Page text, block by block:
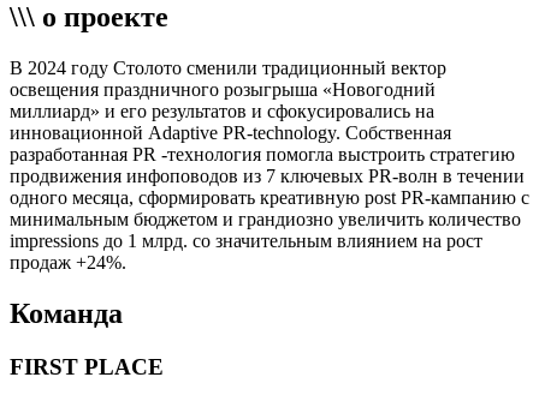
\\\ о проекте
В 2024 году Столото сменили традиционный вектор
освещения праздничного розыгрыша «Новогодний
миллиард» и его результатов и сфокусировались на
инновационной Adaptive PR-technology. Собственная
разработанная PR -технология помогла выстроить стратегию
продвижения инфоповодов из 7 ключевых PR-волн в течении
одного месяца, сформировать креативную post PR-кампанию с
минимальным бюджетом и грандиозно увеличить количество
impressions до 1 млрд. со значительным влиянием на рост
продаж +24%.
Команда
FIRST PLACE